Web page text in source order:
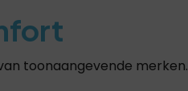
toonaangevende merken.